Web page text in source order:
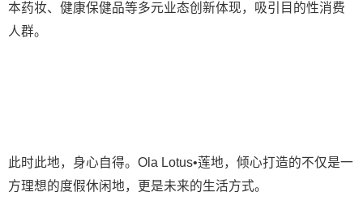
本药妆、健康保健品等多元业态创新体现，吸引目的性消费
人群。
此时此地，身心自得。Ola Lotus•莲地，倾心打造的不仅是一
方理想的度假休闲地，更是未来的生活方式。